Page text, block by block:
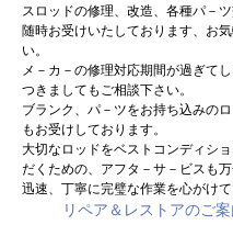
スロッドの修理、改造、各種パ－
随時お受けいたしております、お
い。
メ－カ－の修理対応期間が過ぎて
つきましてもご相談下さい。
ブランク、パ－ツをお持ち込みの
もお受けしております。
大切なロッドをベストコンディシ
だくための、アフタ－サ－ビスも万
迅速、丁寧に完璧な作業を心がけて
リペア＆レストアのご